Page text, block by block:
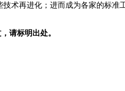
术再进化；进而成为各家的标
请标明出处。